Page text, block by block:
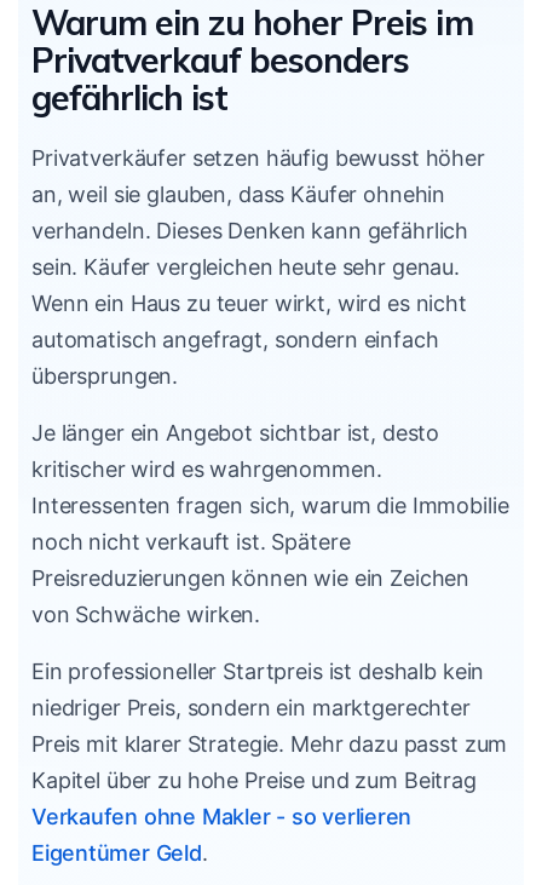
Warum ein zu hoher Preis im
Privatverkauf besonders
gefährlich ist
Privatverkäufer setzen häufig bewusst höher
an, weil sie glauben, dass Käufer ohnehin
verhandeln. Dieses Denken kann gefährlich
sein. Käufer vergleichen heute sehr genau.
Wenn ein Haus zu teuer wirkt, wird es nicht
automatisch angefragt, sondern einfach
übersprungen.
Je länger ein Angebot sichtbar ist, desto
kritischer wird es wahrgenommen.
Interessenten fragen sich, warum die Immobilie
noch nicht verkauft ist. Spätere
Preisreduzierungen können wie ein Zeichen
von Schwäche wirken.
Ein professioneller Startpreis ist deshalb kein
niedriger Preis, sondern ein marktgerechter
Preis mit klarer Strategie. Mehr dazu passt zum
Kapitel über zu hohe Preise und zum Beitrag
Verkaufen ohne Makler - so verlieren
Eigentümer Geld.